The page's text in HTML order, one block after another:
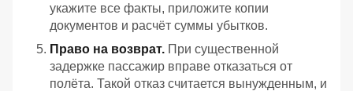
укажите все факты, приложите копии
документов и расчёт суммы убытков.
Право на возврат. При существенной
задержке пассажир вправе отказаться от
полёта. Такой отказ считается вынужденным, и